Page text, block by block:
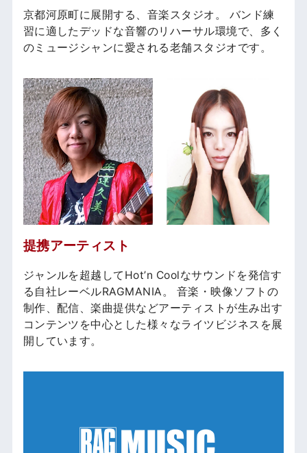
京都河原町に展開する、音楽スタジオ。 バンド練
習に適したデッドな音響のリハーサル環境で、多く
のミュージシャンに愛される老舗スタジオです。
提携アーティスト
ジャンルを超越してHot’n Coolなサウンドを発信す
る自社レーベルRAGMANIA。 音楽・映像ソフトの
制作、配信、楽曲提供などアーティストが生み出す
コンテンツを中心とした様々なライツビジネスを展
開しています。